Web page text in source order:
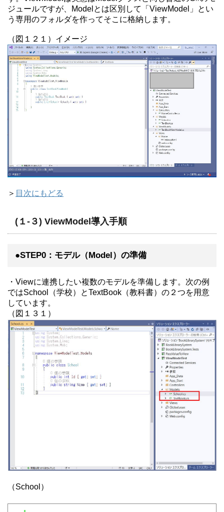
ジュールですが、Modelとは区別して「ViewModel」とい
う専用のフォルダを作ってそこに格納します。
（図１２１）イメージ
＞ 目次にもどる
(１-３) ViewModel導入手順
●STEP0：モデル（Model）の準備
・Viewに連携したい複数のモデルを準備します。次の例
ではSchool（学校）とTextBook（教科書）の２つを用意
しています。
（図１３１）
（School）